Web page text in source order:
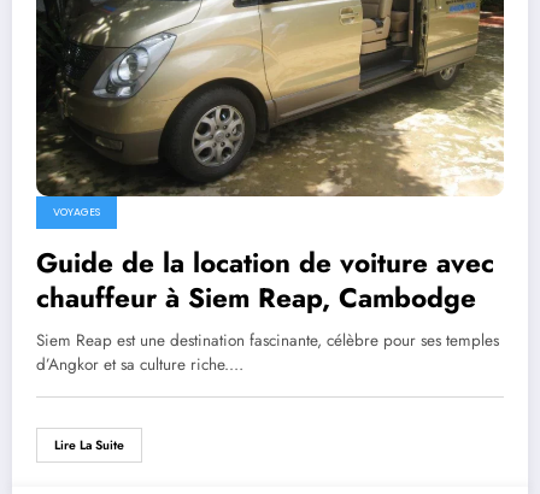
VOYAGES
Guide de la location de voiture avec
chauffeur à Siem Reap, Cambodge
Siem Reap est une destination fascinante, célèbre pour ses temples
d’Angkor et sa culture riche.…
Lire La Suite